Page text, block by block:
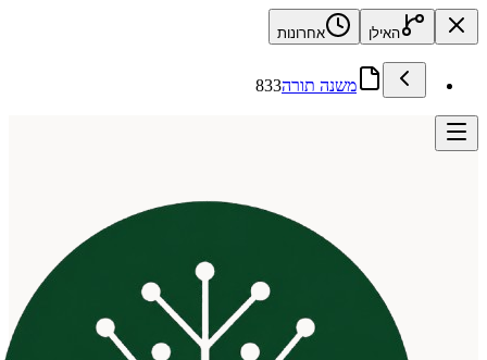
האילן אחרונות
משנה תורה833